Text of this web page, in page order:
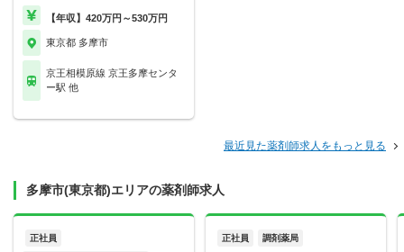
【年収】420万円～530万円
東京都 多摩市
京王相模原線 京王多摩センタ
ー駅 他
最近見た薬剤師求人をもっと見る
多摩市(東京都)エリアの薬剤師求人
正社員 正社員 調剤薬局